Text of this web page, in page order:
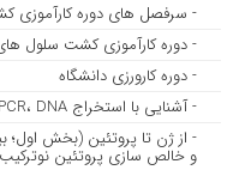
- سرفصل های دوره کارآموزی
- دوره کارآموزی کشت سلول
- دوره کارورزی دانشگاه
- آشنایی با استخراج PCR، DNA و الکتروفورز
و خالص سازی پروتئین